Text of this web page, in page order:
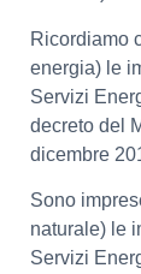
Ricordiamo
energia) le
Servizi
decreto del
dicembre
Sono
naturale) le
Servizi